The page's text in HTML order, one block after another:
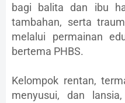
bagi balita dan ibu
tambahan, serta
melalui permainan
bertema PHBS.
Kelompok rentan,
menyusui, dan